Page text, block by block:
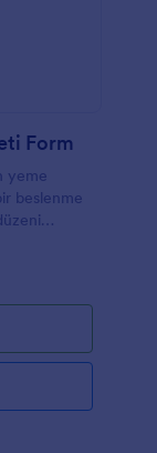
Form
yeme
beslenme
kez yemek